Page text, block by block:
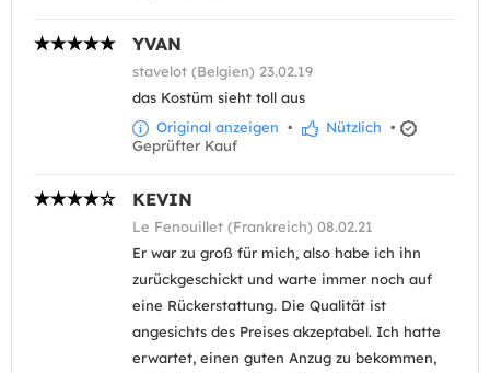
YVAN
stavelot (Belgien) 23.02.19
das Kostüm sieht toll aus
Original anzeigen • Nützlich •
Geprüfter Kauf
KEVIN
Le Fenouillet (Frankreich) 08.02.21
Er war zu groß für mich, also habe ich ihn
zurückgeschickt und warte immer noch auf
eine Rückerstattung. Die Qualität ist
angesichts des Preises akzeptabel. Ich hatte
erwartet, einen guten Anzug zu bekommen,